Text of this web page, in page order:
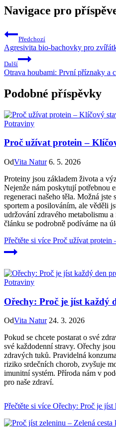
Navigace pro
Předchozí
Agresivita bio-bachovky pro
Další
Otrava houbami: První příznaky a
Podobné příspěvky
Potraviny
Proč užívat protein –
OdVita Natur 6. 5. 2026
Proteiny jsou základem života a
Nejenže nám poskytují potřebnou
regeneraci našeho těla. Možná
sportem a posilováním, ale věděli
udržování zdravého metabolismu
článku se podrobně podíváme na
Přečtěte si více Proč užívat protein
Potraviny
Ořechy: Proč je jíst každý
OdVita Natur 24. 3. 2026
Pokud se chcete postarat o své
své každodenní stravy. Ořechy
zdravých tuků. Pravidelná
riziko srdečních chorob, zvyšuje
imunitní systém. Příroda nám v
pro naše zdraví.
Přečtěte si více Ořechy: Proč je jíst